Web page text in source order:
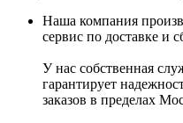
Наша компания
сервис по доставке и
У нас собственная
гарантирует
заказов в пределах